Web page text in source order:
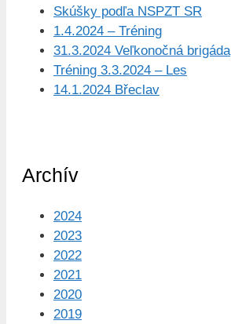
Skúšky podľa NSPZT SR
1.4.2024 – Tréning
31.3.2024 Veľkonočná brigáda
Tréning 3.3.2024 – Les
14.1.2024 Břeclav
Archív
2024
2023
2022
2021
2020
2019